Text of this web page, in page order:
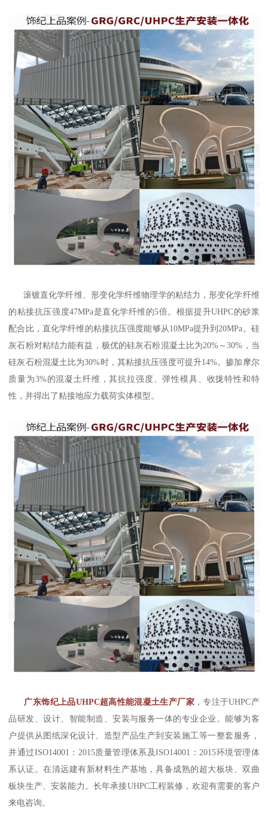
滚镀直化学纤维、形变化学纤维物理学的粘结力，形变化学纤维
的粘接抗压强度47MPa是直化学纤维的5倍。根据提升UHPC的砂浆
配合比，直化学纤维的粘接抗压强度能够从10MPa提升到20MPa。硅
灰石粉对粘结力能有益，极优的硅灰石粉混凝土比为20%～30%，当
硅灰石粉混凝土比为30%时，其粘接抗压强度可提升14%。掺加摩尔
质量为3%的混凝土纤维，其抗拉强度、弹性模具、收拢特性和特
性，并得出了粘接地应力载荷实体模型。
广东饰纪上品UHPC超高性能混凝土生产厂家，专注于UHPC产
品研发、设计、智能制造、安装与服务一体的专业企业。能够为客
户提供从图纸深化设计、造型产品生产到安装施工等一整套服务，
并通过ISO14001：2015质量管理体系及ISO14001：2015环境管理体
系认证。在清远建有新材料生产基地，具备成熟的超大板块、双曲
板块生产、安装能力。长年承接UHPC工程装修，欢迎有需要的客户
来电咨询。